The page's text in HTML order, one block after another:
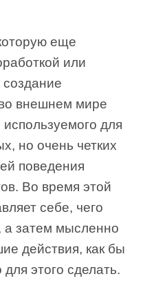
еще
или
внешнем мире
для
но очень четких
поведения
Во время этой
себе, чего
а затем мысленно
действия, как бы
этого сделать.